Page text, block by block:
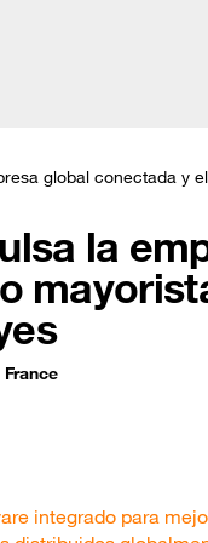
global conectada y
la
integrado para